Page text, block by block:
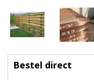
Bestel direct